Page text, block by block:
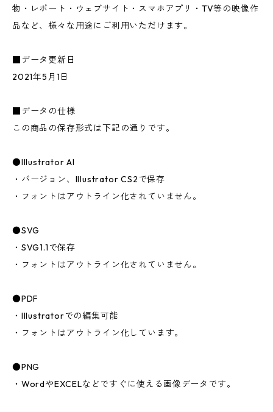
物・レポート・ウェブサイト・スマホアプリ・TV等の映像作
品など、様々な用途にご利用いただけます。
■データ更新日
2021年5月1日
■データの仕様
この商品の保存形式は下記の通りです。
●Illustrator AI
・バージョン、Illustrator CS2で保存
・フォントはアウトライン化されていません。
●SVG
・SVG1.1で保存
・フォントはアウトライン化されていません。
●PDF
・Illustratorでの編集可能
・フォントはアウトライン化しています。
●PNG
・WordやEXCELなどですぐに使える画像データです。